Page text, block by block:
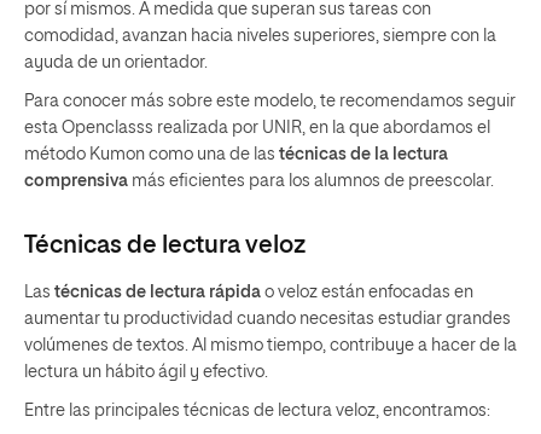
por sí mismos. A medida que superan sus tareas con
comodidad, avanzan hacia niveles superiores, siempre con la
ayuda de un orientador.
Para conocer más sobre este modelo, te recomendamos seguir
esta Openclasss realizada por UNIR, en la que abordamos el
método Kumon como una de las técnicas de la lectura
comprensiva más eficientes para los alumnos de preescolar.
Técnicas de lectura veloz
Las técnicas de lectura rápida o veloz están enfocadas en
aumentar tu productividad cuando necesitas estudiar grandes
volúmenes de textos. Al mismo tiempo, contribuye a hacer de la
lectura un hábito ágil y efectivo.
Entre las principales técnicas de lectura veloz, encontramos: